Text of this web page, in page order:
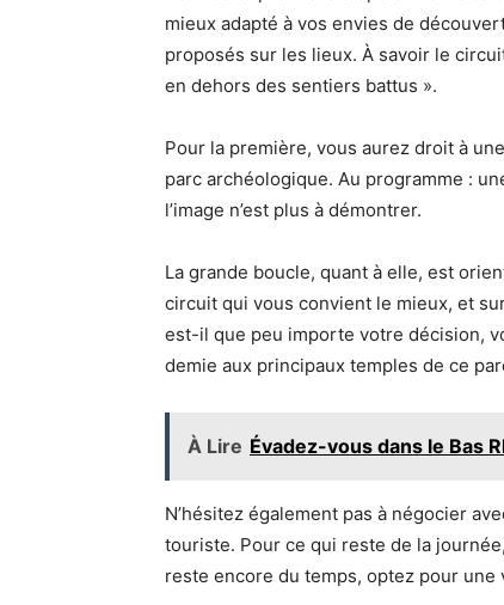
mieux adapté à vos envies de
proposés sur les lieux. À savoir le
en dehors des sentiers battus ».
Pour la première, vous aurez droit à
parc archéologique. Au programme :
l’image n’est plus à démontrer.
La grande boucle, quant à elle, est
circuit qui vous convient le mieux, et
est-il que peu importe votre décision,
demie aux principaux temples de ce
À Lire Évadez-vous dans le Bas
N’hésitez également pas à négocier
touriste. Pour ce qui reste de la
reste encore du temps, optez pour